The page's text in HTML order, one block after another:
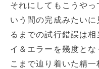
それにしてもこうや
いう間の完成みたい
るまでの試行錯誤は
イ＆エラーを幾度と
こまで辿り着いた精一